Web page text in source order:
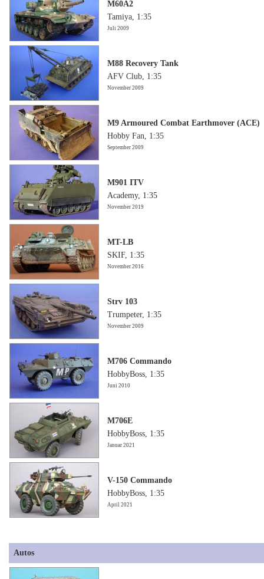
M60A2
Tamiya, 1:35
Juli 2009
M88 Recovery Tank
AFV Club, 1:35
November 2009
M9 Armoured Combat Earthmover (ACE)
Hobby Fan, 1:35
September 2009
M901 ITV
Academy, 1:35
November 2019
MT-LB
SKIF, 1:35
November 2016
Strv 103
Trumpeter, 1:35
November 2009
M706 Commando
HobbyBoss, 1:35
Juni 2010
M706E
HobbyBoss, 1:35
Januar 2021
V-150 Commando
HobbyBoss, 1:35
April 2021
Autos